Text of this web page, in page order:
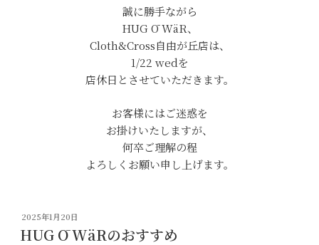
誠に勝手ながら
HUG Ō WäR、
Cloth&Cross自由が丘店は、
1/22 wedを
店休日とさせていただきます。
お客様にはご迷惑を
お掛けいたしますが、
何卒ご理解の程
よろしくお願い申し上げます。
投
稿
日:
2025年1月20日
HUG Ō WäRのおすすめ